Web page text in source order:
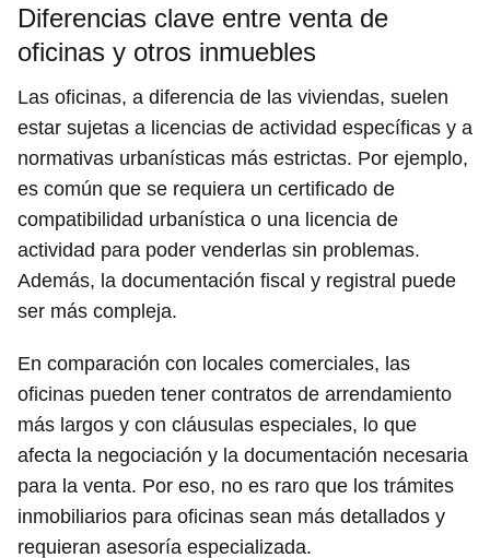
Diferencias clave entre venta de
oficinas y otros inmuebles
Las oficinas, a diferencia de las viviendas, suelen
estar sujetas a licencias de actividad específicas y a
normativas urbanísticas más estrictas. Por ejemplo,
es común que se requiera un certificado de
compatibilidad urbanística o una licencia de
actividad para poder venderlas sin problemas.
Además, la documentación fiscal y registral puede
ser más compleja.
En comparación con locales comerciales, las
oficinas pueden tener contratos de arrendamiento
más largos y con cláusulas especiales, lo que
afecta la negociación y la documentación necesaria
para la venta. Por eso, no es raro que los trámites
inmobiliarios para oficinas sean más detallados y
requieran asesoría especializada.